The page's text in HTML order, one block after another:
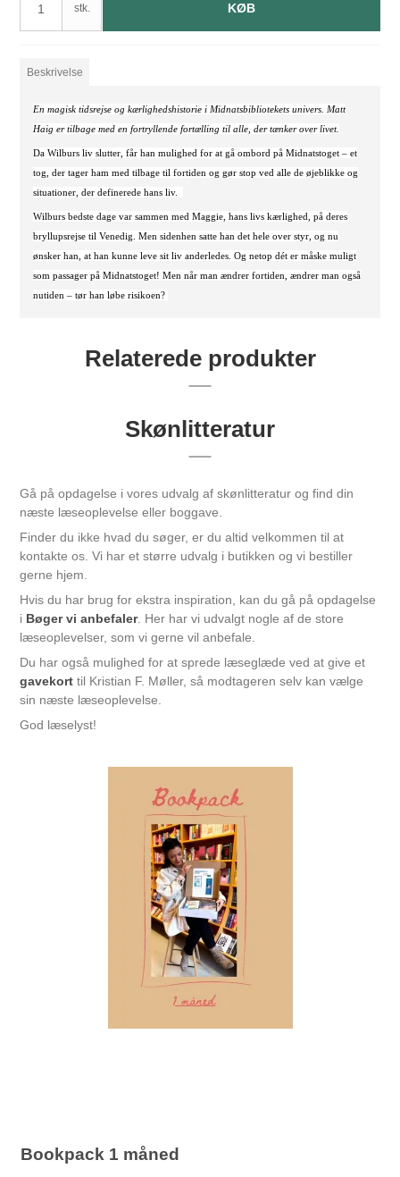
stk. KØB
Beskrivelse
En magisk tidsrejse og kærlighedshistorie i Midnatsbibliotekets univers.Matt
Haig er tilbage med en fortryllende fortælling til alle, der tænker over livet.
Da Wilburs liv slutter, får han mulighed for at gå ombord på Midnatstoget – et
tog, der tager ham med tilbage til fortiden og gør stop ved alle de øjeblikke og
situationer, der definerede hans liv.
Wilburs bedste dage var sammen med Maggie, hans livs kærlighed, på deres
bryllupsrejse til Venedig. Men sidenhen satte han det hele over styr, og nu
ønsker han, at han kunne leve sit liv anderledes. Og netop dét er måske muligt
som passager på Midnatstoget! Men når man ændrer fortiden, ændrer man også
nutiden – tør han løbe risikoen?
Relaterede produkter
Skønlitteratur
Gå på opdagelse i vores udvalg af skønlitteratur og find din
næste læseoplevelse eller boggave.
Finder du ikke hvad du søger, er du altid velkommen til at
kontakte os. Vi har et større udvalg i butikken og vi bestiller
gerne hjem.
Hvis du har brug for ekstra inspiration, kan du gå på opdagelse
i Bøger vi anbefaler. Her har vi udvalgt nogle af de store
læseoplevelser, som vi gerne vil anbefale.
Du har også mulighed for at sprede læseglæde ved at give et
gavekort til Kristian F. Møller, så modtageren selv kan vælge
sin næste læseoplevelse.
God læselyst!
Bookpack 1 måned